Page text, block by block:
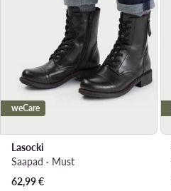
weCare
Lasocki
Saapad · Must
62,99€